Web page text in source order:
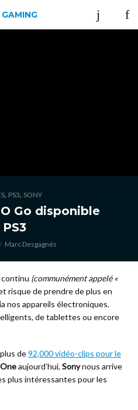
, PS3, SONY
Go disponible
Marc Desgagnés
continu (communément appelé «
risque de prendre de plus en
nos appareils électroniques.
de tablettes ou encore
de92,000 vidéo-clips pour le
aujourd’hui, Sonynous arrive
plus intéressantes pour les